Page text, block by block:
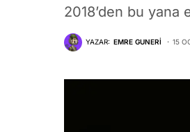
2018’den bu yana
YAZAR: EMRE GUNERI 15